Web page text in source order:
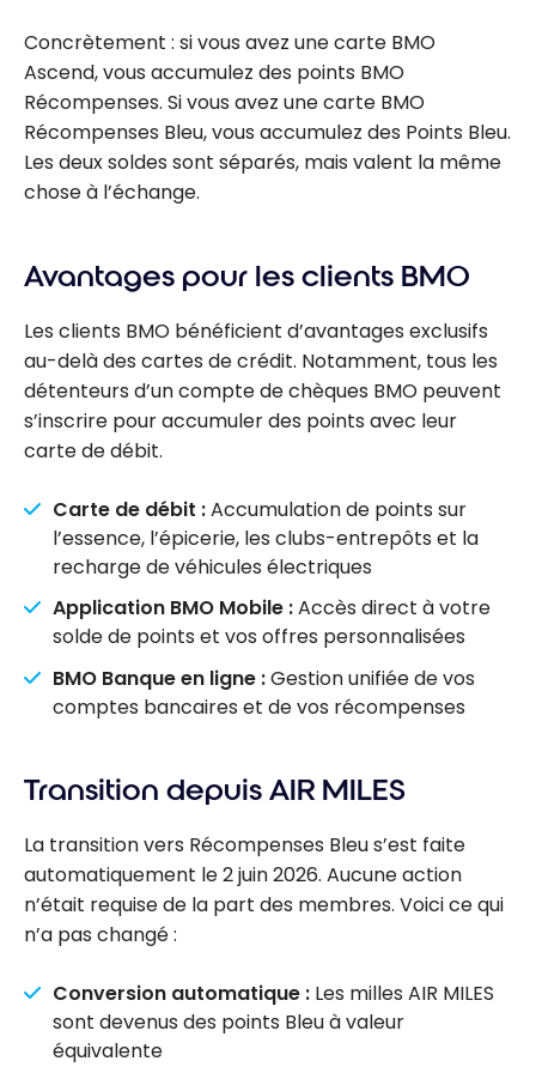
Concrètement : si vous avez une carte BMO
Ascend, vous accumulez des points BMO
Récompenses. Si vous avez une carte BMO
Récompenses Bleu, vous accumulez des Points Bleu.
Les deux soldes sont séparés, mais valent la même
chose à l’échange.
Avantages pour les clients BMO
Les clients BMO bénéficient d’avantages exclusifs
au-delà des cartes de crédit. Notamment, tous les
détenteurs d’un compte de chèques BMO peuvent
s’inscrire pour accumuler des points avec leur
carte de débit.
Carte de débit :Accumulation de points sur
l’essence, l’épicerie, les clubs-entrepôts et la
recharge de véhicules électriques
Application BMO Mobile :Accès direct à votre
solde de points et vos offres personnalisées
BMO Banque en ligne :Gestion unifiée de vos
comptes bancaires et de vos récompenses
Transition depuis AIR MILES
La transition vers Récompenses Bleu s’est faite
automatiquement le 2 juin 2026. Aucune action
n’était requise de la part des membres. Voici ce qui
n’a pas changé :
Conversion automatique : Les milles AIR MILES
sont devenus des points Bleu à valeur
équivalente